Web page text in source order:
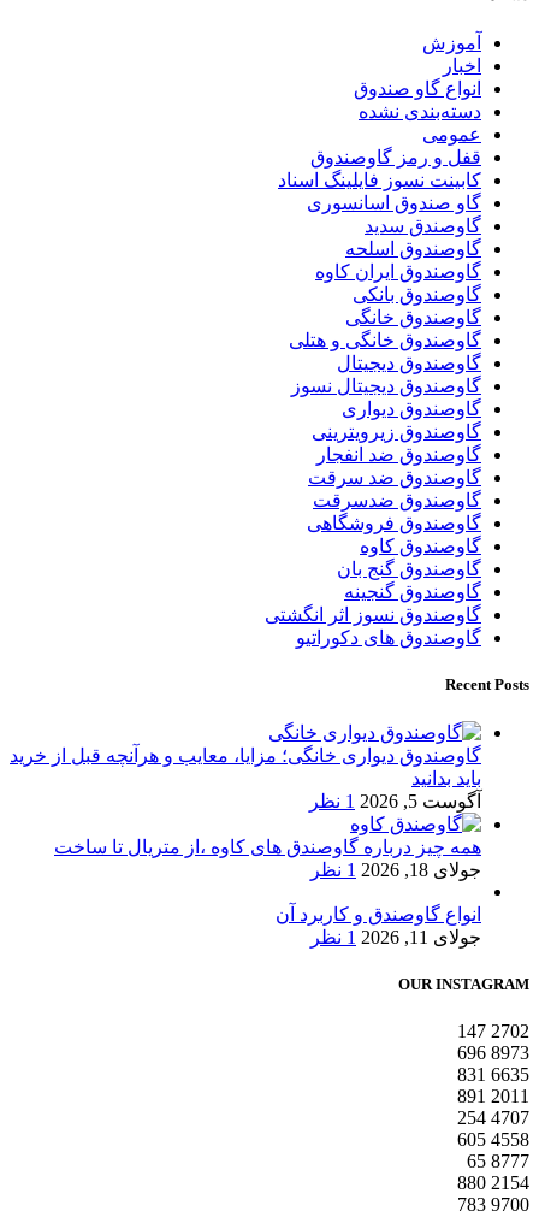
آموزش
اخبار
انواع گاو صندوق
دسته‌بندی نشده
عمومی
قفل و رمز گاوصندوق
کابینت نسوز فایلینگ اسناد
گاو صندوق اسانسوری
گاوصندق سدید
گاوصندوق اسلحه
گاوصندوق ایران کاوه
گاوصندوق بانکی
گاوصندوق خانگی
گاوصندوق خانگی و هتلی
گاوصندوق دیجیتال
گاوصندوق دیجیتال نسوز
گاوصندوق دیواری
گاوصندوق زیرویترینی
گاوصندوق ضد انفجار
گاوصندوق ضد سرقت
گاوصندوق ضدسرقت
گاوصندوق فروشگاهی
گاوصندوق کاوه
گاوصندوق گنج بان
گاوصندوق گنجینه
گاوصندوق نسوز اثر انگشتی
گاوصندوق های دکوراتیو
Recent Posts
گاوصندوق دیواری خانگی؛ مزایا، معایب و هرآنچه قبل از خرید
باید بدانید
آگوست 5, 2026
1 نظر
همه چیز درباره گاوصندق های کاوه ،از متریال تا ساخت
جولای 18, 2026
1 نظر
انواع گاوصندق و کاربرد آن
جولای 11, 2026
1 نظر
OUR INSTAGRAM
2702
147
8973
696
6635
831
2011
891
4707
254
4558
605
8777
65
2154
880
9700
783